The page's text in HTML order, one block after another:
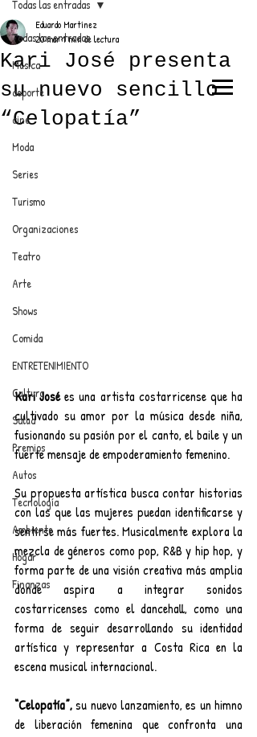
ANUNCIATE CON NOSOTROS
PARA MÁS INFORMACIÓN:
dinamicaseltrendytop@gmail.com
EL TRENDY TOP
CON EDDY MARTINEZ
Todas las entradas
Música
deporte
cine
Moda
Series
Turismo
Organizaciones
Teatro
Arte
Shows
Comida
ENTRETENIMIENTO
Cultura
Salud
Premios
Autos
Tecnología
Ambiente
Hogar
Finanzas
Todas las entradas
Kari José presenta
su nuevo sencillo
“Celopatía”
Eduardo Martínez
20 mar1 min de lectura
Kari José es una artista costarricense que ha
cultivado su amor por la música desde niña,
fusionando su pasión por el canto, el baile y un
fuerte mensaje de empoderamiento femenino.
Su propuesta artística busca contar historias
con las que las mujeres puedan identificarse y
sentirse más fuertes. Musicalmente explora la
mezcla de géneros como pop, R&B y hip hop, y
forma parte de una visión creativa más amplia
donde aspira a integrar sonidos
costarricenses como el dancehall, como una
forma de seguir desarrollando su identidad
artística y representar a Costa Rica en la
escena musical internacional.
“Celopatía”, su nuevo lanzamiento, es un himno
de liberación femenina que confronta una